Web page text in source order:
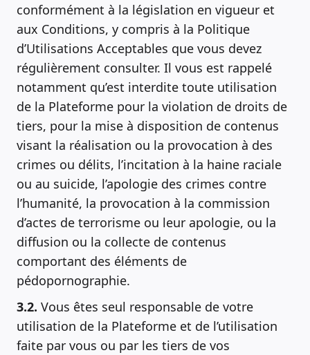
conformément à la législation en vigueur et
aux Conditions, y compris à la Politique
d’Utilisations Acceptables que vous devez
régulièrement consulter. Il vous est rappelé
notamment qu’est interdite toute utilisation
de la Plateforme pour la violation de droits de
tiers, pour la mise à disposition de contenus
visant la réalisation ou la provocation à des
crimes ou délits, l’incitation à la haine raciale
ou au suicide, l’apologie des crimes contre
l’humanité, la provocation à la commission
d’actes de terrorisme ou leur apologie, ou la
diffusion ou la collecte de contenus
comportant des éléments de
pédopornographie.
3.2. Vous êtes seul responsable de votre
utilisation de la Plateforme et de l’utilisation
faite par vous ou par les tiers de vos